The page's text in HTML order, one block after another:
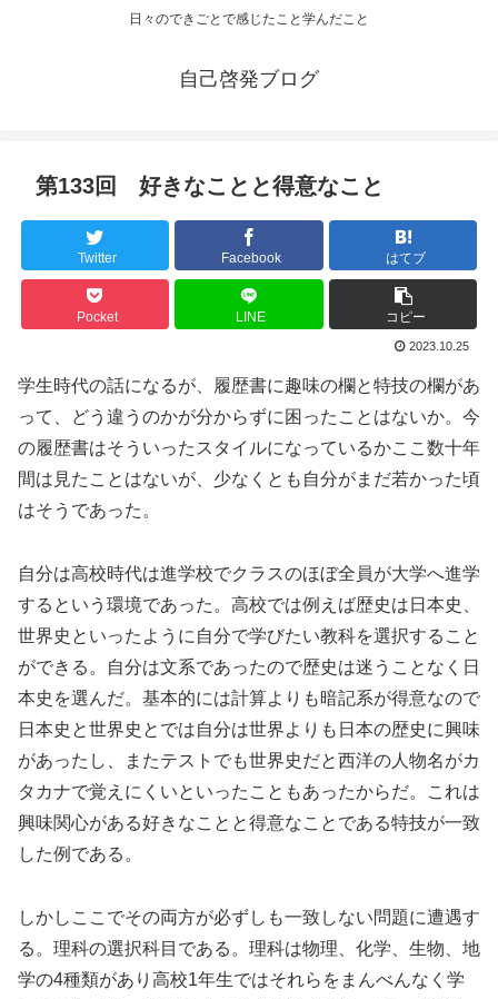
日々のできごとで感じたこと学んだこと
自己啓発ブログ
第133回 好きなことと得意なこと
Twitter Facebook はてブ
Pocket LINE コピー
2023.10.25
学生時代の話になるが、履歴書に趣味の欄と特技の欄があ
って、どう違うのかが分からずに困ったことはないか。今
の履歴書はそういったスタイルになっているかここ数十年
間は見たことはないが、少なくとも自分がまだ若かった頃
はそうであった。
自分は高校時代は進学校でクラスのほぼ全員が大学へ進学
するという環境であった。高校では例えば歴史は日本史、
世界史といったように自分で学びたい教科を選択すること
ができる。自分は文系であったので歴史は迷うことなく日
本史を選んだ。基本的には計算よりも暗記系が得意なので
日本史と世界史とでは自分は世界よりも日本の歴史に興味
があったし、またテストでも世界史だと西洋の人物名がカ
タカナで覚えにくいといったこともあったからだ。これは
興味関心がある好きなことと得意なことである特技が一致
した例である。
しかしここでその両方が必ずしも一致しない問題に遭遇す
る。理科の選択科目である。理科は物理、化学、生物、地
学の4種類があり高校1年生ではそれらをまんべんなく学